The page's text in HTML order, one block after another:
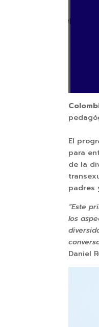
El
para
de la
padres
“Este
los
Daniel